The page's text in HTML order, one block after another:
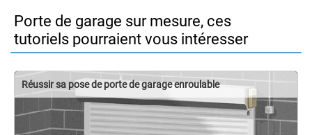
Porte de garage sur mesure, ces
tutoriels pourraient vous intéresser
Réussir sa pose de porte de garage enroulable